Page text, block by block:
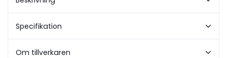
Specifikation
Om tillverkaren